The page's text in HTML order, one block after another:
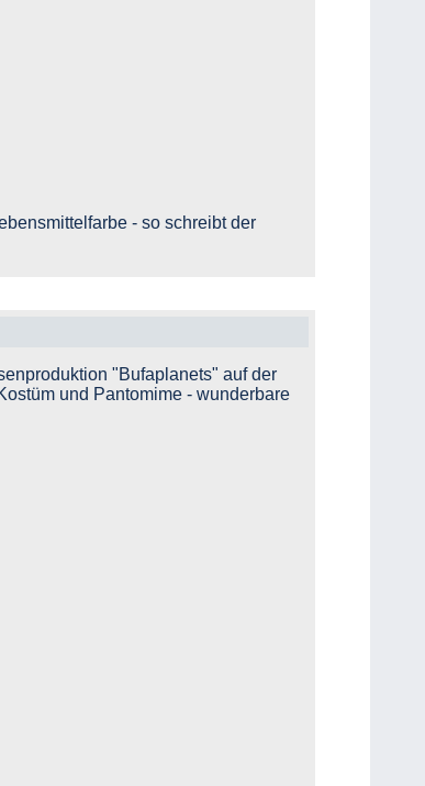
- so schreibt der
"Bufaplanets" auf der
und Pantomime - wunderbare